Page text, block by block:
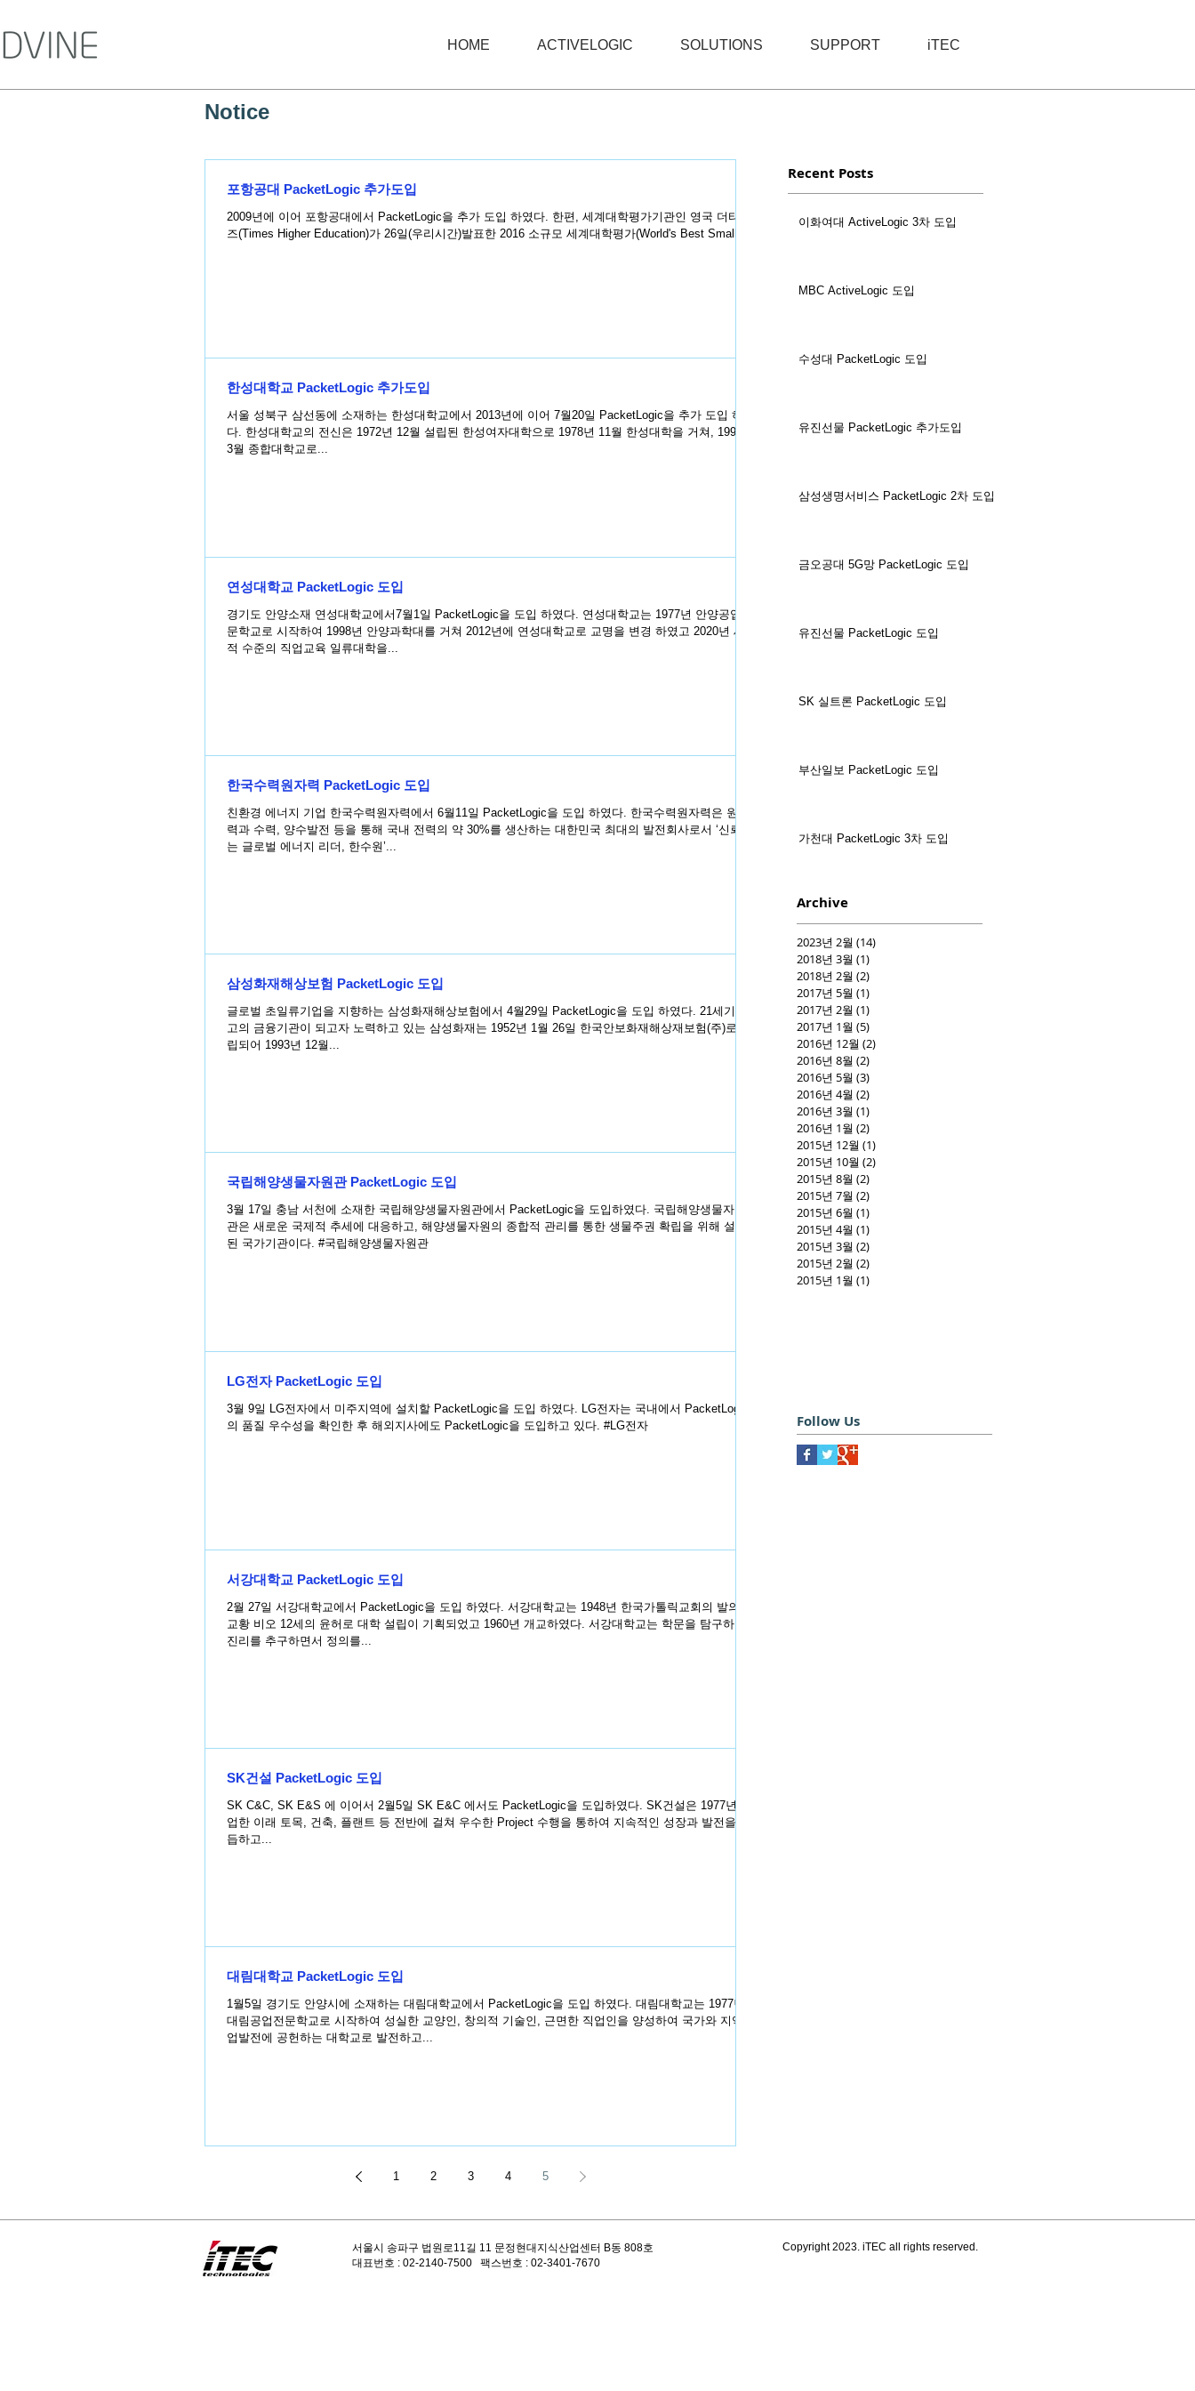
HOME ACTIVELOGIC SOLUTIONS SUPPORT iTEC
Notice
포항공대 PacketLogic 추가도입
2009년에 이어 포항공대에서 PacketLogic을 추가 도입 하였다. 한편, 세계대학평가기관인 영국 더타임
즈(Times Higher Education)가 26일(우리시간)발표한 2016 소규모 세계대학평가(World's Best Small...
한성대학교 PacketLogic 추가도입
서울 성북구 삼선동에 소재하는 한성대학교에서 2013년에 이어 7월20일 PacketLogic을 추가 도입 하였
다. 한성대학교의 전신은 1972년 12월 설립된 한성여자대학으로 1978년 11월 한성대학을 거쳐, 1993년
3월 종합대학교로...
연성대학교 PacketLogic 도입
경기도 안양소재 연성대학교에서7월1일 PacketLogic을 도입 하였다. 연성대학교는 1977년 안양공업전
문학교로 시작하여 1998년 안양과학대를 거쳐 2012년에 연성대학교로 교명을 변경 하였고 2020년 세계
적 수준의 직업교육 일류대학을...
한국수력원자력 PacketLogic 도입
친환경 에너지 기업 한국수력원자력에서 6월11일 PacketLogic을 도입 하였다. 한국수력원자력은 원자
력과 수력, 양수발전 등을 통해 국내 전력의 약 30%를 생산하는 대한민국 최대의 발전회사로서 ‘신뢰 받
는 글로벌 에너지 리더, 한수원’...
삼성화재해상보험 PacketLogic 도입
글로벌 초일류기업을 지향하는 삼성화재해상보험에서 4월29일 PacketLogic을 도입 하였다. 21세기 최
고의 금융기관이 되고자 노력하고 있는 삼성화재는 1952년 1월 26일 한국안보화재해상재보험(주)로 설
립되어 1993년 12월...
국립해양생물자원관 PacketLogic 도입
3월 17일 충남 서천에 소재한 국립해양생물자원관에서 PacketLogic을 도입하였다. 국립해양생물자원
관은 새로운 국제적 추세에 대응하고, 해양생물자원의 종합적 관리를 통한 생물주권 확립을 위해 설립
된 국가기관이다. #국립해양생물자원관
LG전자 PacketLogic 도입
3월 9일 LG전자에서 미주지역에 설치할 PacketLogic을 도입 하였다. LG전자는 국내에서 PacketLogic
의 품질 우수성을 확인한 후 해외지사에도 PacketLogic을 도입하고 있다. #LG전자
서강대학교 PacketLogic 도입
2월 27일 서강대학교에서 PacketLogic을 도입 하였다. 서강대학교는 1948년 한국가톨릭교회의 발의와
교황 비오 12세의 윤허로 대학 설립이 기획되었고 1960년 개교하였다. 서강대학교는 학문을 탐구하고
진리를 추구하면서 정의를...
SK건설 PacketLogic 도입
SK C&C, SK E&S 에 이어서 2월5일 SK E&C 에서도 PacketLogic을 도입하였다. SK건설은 1977년 창
업한 이래 토목, 건축, 플랜트 등 전반에 걸쳐 우수한 Project 수행을 통하여 지속적인 성장과 발전을 거
듭하고...
대림대학교 PacketLogic 도입
1월5일 경기도 안양시에 소재하는 대림대학교에서 PacketLogic을 도입 하였다. 대림대학교는 1977년
대림공업전문학교로 시작하여 성실한 교양인, 창의적 기술인, 근면한 직업인을 양성하여 국가와 지역산
업발전에 공헌하는 대학교로 발전하고...
1 2 3 4 5
Recent Posts
이화여대 ActiveLogic 3차 도입
MBC ActiveLogic 도입
수성대 PacketLogic 도입
유진선물 PacketLogic 추가도입
삼성생명서비스 PacketLogic 2차 도입
금오공대 5G망 PacketLogic 도입
유진선물 PacketLogic 도입
SK 실트론 PacketLogic 도입
부산일보 PacketLogic 도입
가천대 PacketLogic 3차 도입
Archive
2023년 2월 (14)
2018년 3월 (1)
2018년 2월 (2)
2017년 5월 (1)
2017년 2월 (1)
2017년 1월 (5)
2016년 12월 (2)
2016년 8월 (2)
2016년 5월 (3)
2016년 4월 (2)
2016년 3월 (1)
2016년 1월 (2)
2015년 12월 (1)
2015년 10월 (2)
2015년 8월 (2)
2015년 7월 (2)
2015년 6월 (1)
2015년 4월 (1)
2015년 3월 (2)
2015년 2월 (2)
2015년 1월 (1)
Follow Us
서울시 송파구 법원로11길 11 문정현대지식산업센터 B동 808호
​대표번호 : 02-2140-7500 팩스번호 : 02-3401-7670
Copyright 2023. iTEC all rights reserved.